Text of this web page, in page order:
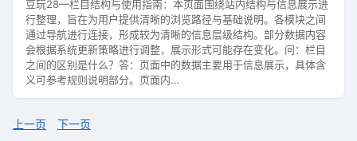
豆玩28—栏目结构与使用指南：本页面围绕站内结构与信息展示进
行整理，旨在为用户提供清晰的浏览路径与基础说明。各模块之间
通过导航进行连接，形成较为清晰的信息层级结构。部分数据内容
会根据系统更新策略进行调整，展示形式可能存在变化。问：栏目
之间的区别是什么？答：页面中的数据主要用于信息展示，具体含
义可参考规则说明部分。页面内…
上一页 下一页